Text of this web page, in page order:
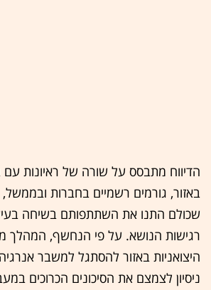
הדיווח מתבסס על שורה של ראיונות עם
באזור, גורמים רשמיים בחברות ובממשל,
שכולם התנו את השתתפותם בשיחה
רגישות הנושא. על פי הנחשף, המהלך
היצואניות באזור להסתגל למשבר
ניסיון לצמצם את הסיכונים הכרוכים